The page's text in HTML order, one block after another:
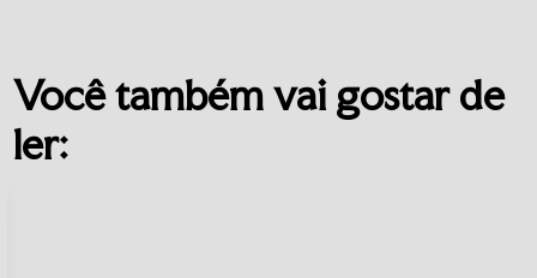
Você também vai gostar de
ler: